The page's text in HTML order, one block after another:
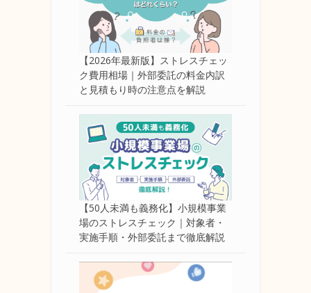
【2026年最新版】ストレスチェッ
ク費用相場｜外部委託の料金内訳
と見積もり時の注意点を解説
【50人未満も義務化】小規模事業
場のストレスチェック｜対象者・
実施手順・外部委託まで徹底解説